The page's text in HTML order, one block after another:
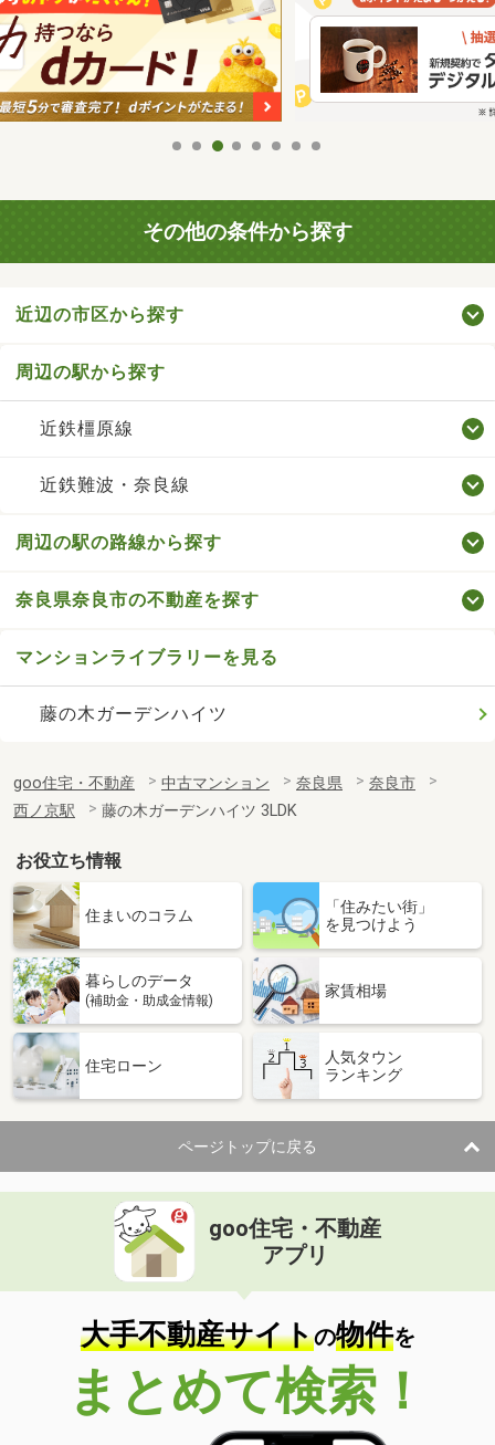
その他の条件から探す
近辺の市区から探す
周辺の駅から探す
近鉄橿原線
近鉄難波・奈良線
周辺の駅の路線から探す
奈良県奈良市の不動産を探す
マンションライブラリーを見る
藤の木ガーデンハイツ
goo住宅・不動産 中古マンション 奈良県
奈良市
西ノ京駅
藤の木ガーデンハイツ 3LDK
お役立ち情報
住まいのコラム
「住みたい街」
を見つけよう
暮らしのデータ
(補助金・助成金情報)
家賃相場
住宅ローン
人気タウン
ランキング
ページトップに戻る
goo住宅・不動産
アプリ
大手不動産サイトの物件を
まとめて検索！